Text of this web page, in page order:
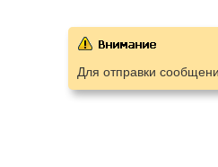
Для отправки